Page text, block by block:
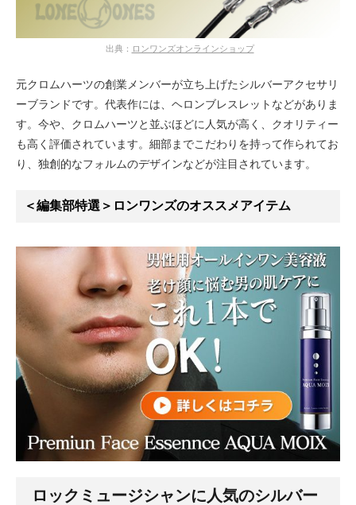
出典： ロンワンズオンラインショップ
元クロムハーツの創業メンバーが立ち上げたシルバーアクセサリ
ーブランドです。代表作には、ヘロンブレスレットなどがありま
す。今や、クロムハーツと並ぶほどに人気が高く、クオリティー
も高く評価されています。細部までこだわりを持って作られてお
り、独創的なフォルムのデザインなどが注目されています。
＜編集部特選＞ロンワンズのオススメアイテム
ロックミュージシャンに人気のシルバー